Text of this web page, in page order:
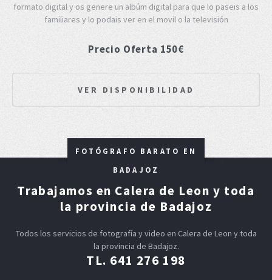
formato digital y os genere un albúm digital para que lo paseis a los
familiares y lo podais ver en el movil o la televisión
Precio Oferta 150€
VER DISPONIBILIDAD
FOTÓGRAFO BARATO EN
BADAJOZ
Trabajamos en Calera de Leon y toda
la provincia de Badajoz
Todos los servicios de fotografía y video en Calera de Leon y toda
la provincia de Badajoz.
TL. 641 276 198